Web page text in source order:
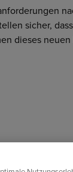
sicher,
dieses